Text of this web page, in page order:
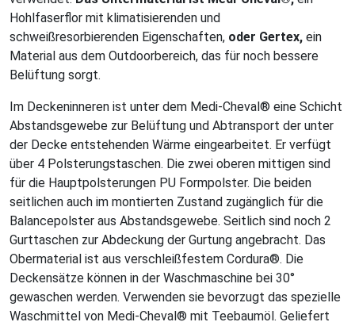
Hohlfaserflor mit klimatisierenden und
schweißresorbierenden Eigenschaften, oder Gertex, ein
Material aus dem Outdoorbereich, das für noch bessere
Belüftung sorgt.
Im Deckeninneren ist unter dem Medi-Cheval® eine Schicht
Abstandsgewebe zur Belüftung und Abtransport der unter
der Decke entstehenden Wärme eingearbeitet. Er verfügt
über 4 Polsterungstaschen. Die zwei oberen mittigen sind
für die Hauptpolsterungen PU Formpolster. Die beiden
seitlichen auch im montierten Zustand zugänglich für die
Balancepolster aus Abstandsgewebe. Seitlich sind noch 2
Gurttaschen zur Abdeckung der Gurtung angebracht. Das
Obermaterial ist aus verschleißfestem Cordura®. Die
Deckensätze können in der Waschmaschine bei 30°
gewaschen werden. Verwenden sie bevorzugt das spezielle
Waschmittel von Medi-Cheval® mit Teebaumöl. Geliefert